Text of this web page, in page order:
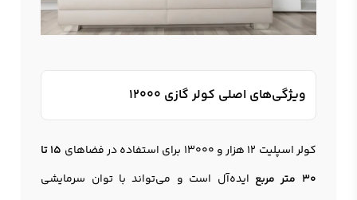
ویژگی‌های اصلی کولر گازی 12000
کولر اسپلیت 12 هزار و 13000 برای استفاده در فضاهای
۱۵ تا
۳۰ متر مربع
ایده‌آل است و می‌تواند با توان سرمایشی